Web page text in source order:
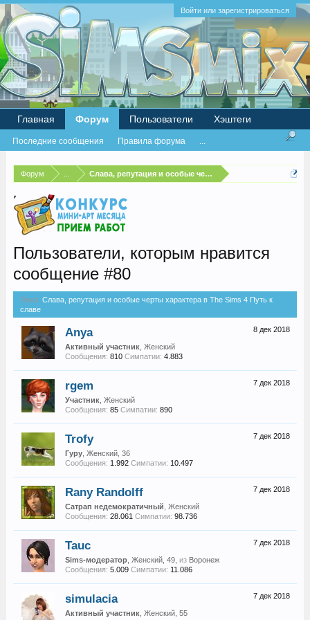
Войти или зарегистрироваться
Форум Слава, репутация и особые черты характера в The Sims
Пользователи, которым нравится
сообщение #80
Тема: Слава, репутация и особые черты характера в The Sims 4 Путь к
славе
8 дек 2018
Anya
Активный участник, Женский
Сообщения: 810 Симпатии: 4.883
7 дек 2018
rgem
Участник, Женский
Сообщения: 85 Симпатии: 890
7 дек 2018
Trofy
Гуру, Женский, 36
Сообщения: 1.992 Симпатии: 10.497
7 дек 2018
Rany Randolff
Сатрап недемократичный , Женский
Сообщения: 28.061 Симпатии: 98.736
7 дек 2018
Tauc
Sims-модератор, Женский, 49, из Воронеж
Сообщения: 5.009 Симпатии: 11.086
7 дек 2018
simulacia
Активный участник, Женский, 55
Главная Форум
Последние сообщения Правила форума ...
Пользователи Хэштеги